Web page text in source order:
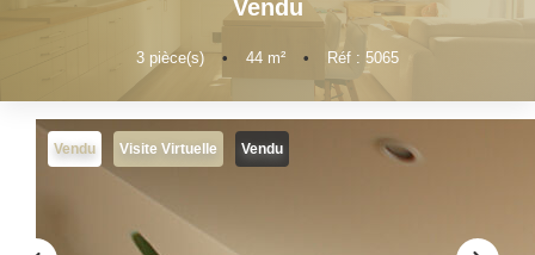
ACCUEIL
VENDRE
Vendu
3 pièce(s) • 44 m² • Réf : 5065
Vendu Visite Virtuelle Vendu